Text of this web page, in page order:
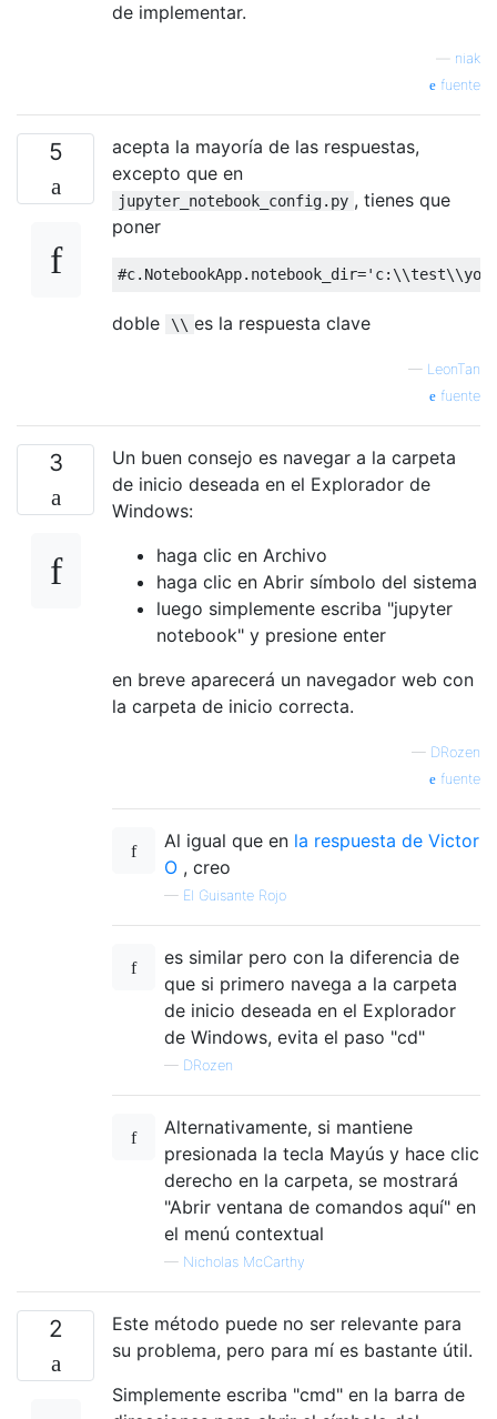
de implementar.
niak
fuente
5
acepta la mayoría de las respuestas,
excepto que en
jupyter_notebook_config.py , tienes que
poner
doble \\ es la respuesta clave
— LeonTan
fuente
3
Un buen consejo es navegar a la carpeta
de inicio deseada en el Explorador de
Windows:
haga clic en Archivo
haga clic en Abrir símbolo del sistema
luego simplemente escriba "jupyter
notebook" y presione enter
en breve aparecerá un navegador web con
la carpeta de inicio correcta.
— DRozen
fuente
Al igual que en la respuesta de Victor
O , creo
— El Guisante Rojo
es similar pero con la diferencia de
que si primero navega a la carpeta
de inicio deseada en el Explorador
de Windows, evita el paso "cd"
— DRozen
Alternativamente, si mantiene
presionada la tecla Mayús y hace clic
derecho en la carpeta, se mostrará
"Abrir ventana de comandos aquí" en
el menú contextual
— Nicholas McCarthy
2
Este método puede no ser relevante para
su problema, pero para mí es bastante útil.
Simplemente escriba "cmd" en la barra de